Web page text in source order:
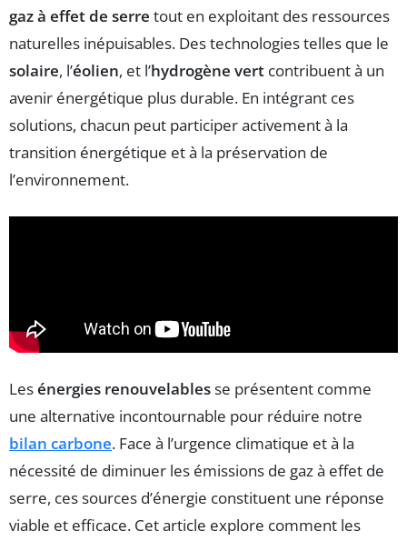
gaz à effet de serre tout en exploitant des ressources
naturelles inépuisables. Des technologies telles que le
solaire, l’éolien, et l’hydrogène vert contribuent à un
avenir énergétique plus durable. En intégrant ces
solutions, chacun peut participer activement à la
transition énergétique et à la préservation de
l’environnement.
Lesénergies renouvelablesse présentent comme
une alternative incontournable pour réduire notre
bilan carbone. Face à l’urgence climatique et à la
nécessité de diminuer les émissions de gaz à effet de
serre, ces sources d’énergie constituent une réponse
viable et efficace. Cet article explore comment les